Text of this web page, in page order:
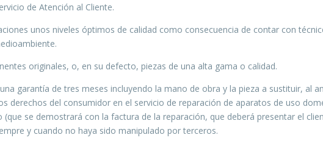
de Atención al Cliente.
unos niveles óptimos de calidad como consecuencia de contar con
originales, o, en su defecto, piezas de una alta gama o calidad.
garantía de tres meses incluyendo la mano de obra y la pieza a sustituir, al
derechos del consumidor en el servicio de reparación de aparatos de uso
se demostrará con la factura de la reparación, que deberá presentar el
y cuando no haya sido manipulado por terceros.